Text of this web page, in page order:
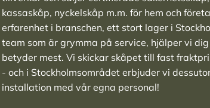
kassaskåp, nyckelskåp m.m. för hem och
erfarenhet i branschen, ett stort lager i
team som är grymma på service, hjälper vi
betyder mest. Vi skickar skåpet till fast
- och i Stockholmsområdet erbjuder vi
installation med vår egna personal!